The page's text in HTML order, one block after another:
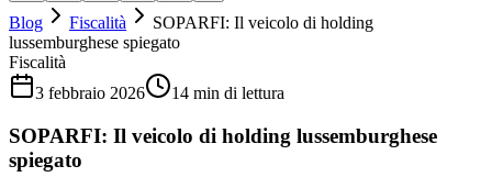
Blog Fiscalità
SOPARFI: Il veicolo di holding
lussemburghese spiegato
Fiscalità
3 febbraio 2026
14 min di lettura
SOPARFI: Il veicolo di holding lussemburghese
spiegato